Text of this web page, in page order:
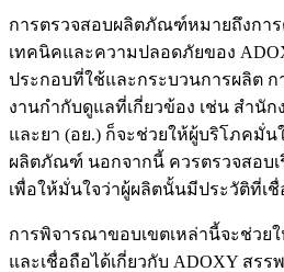
การตรวจสอบผลิตภัณฑ์หมายถึงการ
เทคนิคและความปลอดภัยของ
ประกอบที่ใช้และกระบวนการผลิต ก
งานกำกับดูแลที่เกี่ยวข้อง เช่น สำนั
และยา (อย.) ก็จะช่วยให้ผู้บริโภคมั่
ผลิตภัณฑ์ นอกจากนี้ ควรตรวจสอบเ
เพื่อให้มั่นใจว่าผู้ผลิตนั้นมีประวัติที่เ
การพิจารณาขอบเขตเหล่านี้จะช่วย
และเชื่อถือได้เกี่ยวกับ ADOXY สร